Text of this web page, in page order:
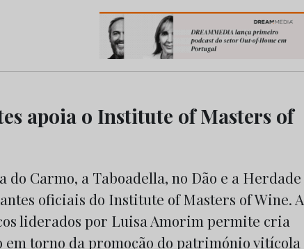
apoia o Institute of Masters of
do Carmo, a Taboadella, no Dão e a Herdade
oficiais do Institute of Masters of Wine. A
liderados por Luisa Amorim permite cria
torno da promoção do património vitícola